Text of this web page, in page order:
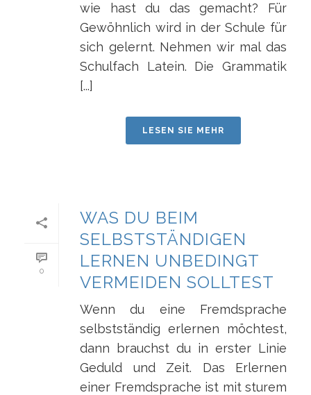
wie hast du das gemacht? Für
Gewöhnlich wird in der Schule für
sich gelernt. Nehmen wir mal das
Schulfach Latein. Die Grammatik
[...]
LESEN SIE MEHR
0
WAS DU BEIM
SELBSTSTÄNDIGEN
LERNEN UNBEDINGT
VERMEIDEN SOLLTEST
Wenn du eine Fremdsprache
selbstständig erlernen möchtest,
dann brauchst du in erster Linie
Geduld und Zeit. Das Erlernen
einer Fremdsprache ist mit sturem